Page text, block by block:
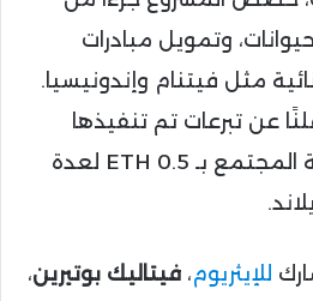
وتمويل مبادرات
مثل فيتنام وإندونيسيا.
عن تبرعات تم تنفيذها
بالفعل، مثل مساهمة المجتمع بـ 0.5 ETH لعدة
للإيثريوم، فيتاليك بوتيرين،